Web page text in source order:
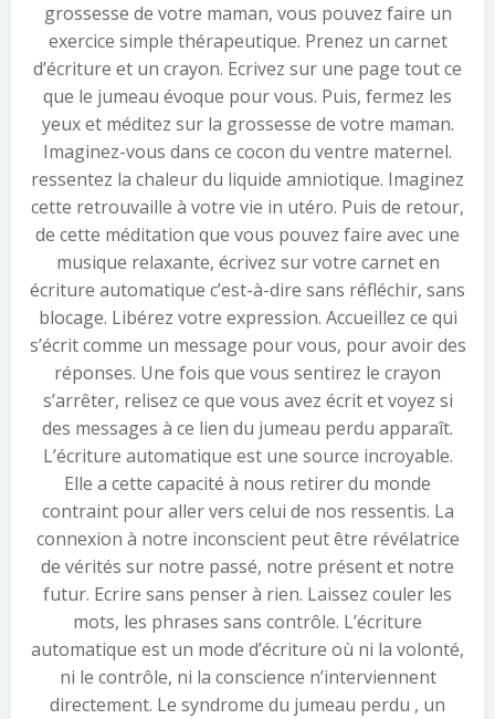
grossesse de votre maman, vous pouvez faire un
exercice simple thérapeutique. Prenez un carnet
d’écriture et un crayon. Ecrivez sur une page tout ce
que le jumeau évoque pour vous. Puis, fermez les
yeux et méditez sur la grossesse de votre maman.
Imaginez-vous dans ce cocon du ventre maternel.
ressentez la chaleur du liquide amniotique. Imaginez
cette retrouvaille à votre vie in utéro. Puis de retour,
de cette méditation que vous pouvez faire avec une
musique relaxante, écrivez sur votre carnet en
écriture automatique c’est-à-dire sans réfléchir, sans
blocage. Libérez votre expression. Accueillez ce qui
s’écrit comme un message pour vous, pour avoir des
réponses. Une fois que vous sentirez le crayon
s’arrêter, relisez ce que vous avez écrit et voyez si
des messages à ce lien du jumeau perdu apparaît.
L’écriture automatique est une source incroyable.
Elle a cette capacité à nous retirer du monde
contraint pour aller vers celui de nos ressentis. La
connexion à notre inconscient peut être révélatrice
de vérités sur notre passé, notre présent et notre
futur. Ecrire sans penser à rien. Laissez couler les
mots, les phrases sans contrôle. L’écriture
automatique est un mode d’écriture où ni la volonté,
ni le contrôle, ni la conscience n’interviennent
directement. Le syndrome du jumeau perdu , un